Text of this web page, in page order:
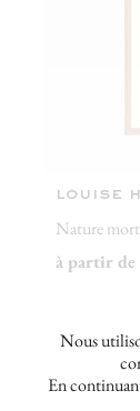
Nous
En
louise
Nature
à partir de
Nouveau